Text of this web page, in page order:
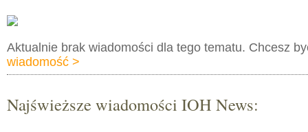
Aktualnie brak wiadomości dla tego tematu. Chcesz
wiadomość >
Najświeższe wiadomości IOH News: